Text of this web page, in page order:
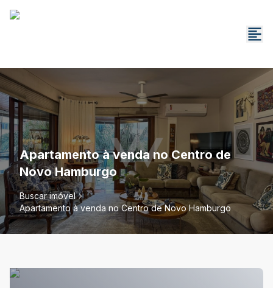
Apartamento à venda no Centro de
Novo Hamburgo
Buscar imóvel
Apartamento à venda no Centro de Novo Hamburgo